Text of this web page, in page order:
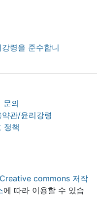
문의
약관/윤리강령
정책
Creative commons 저작
에 따라 이용할 수 있습